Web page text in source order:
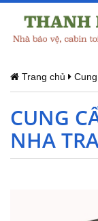
Trang chủ
CUNG
NHA